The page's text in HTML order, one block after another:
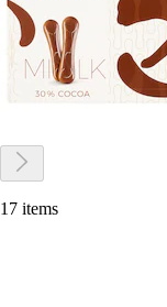
17 items